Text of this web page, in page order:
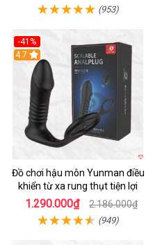
(953)
-41%
Hot
4.7
Đồ chơi hậu môn Yunman điều
khiển từ xa rung thụt tiện lợi
1.290.000₫ 2.186.000₫
(949)